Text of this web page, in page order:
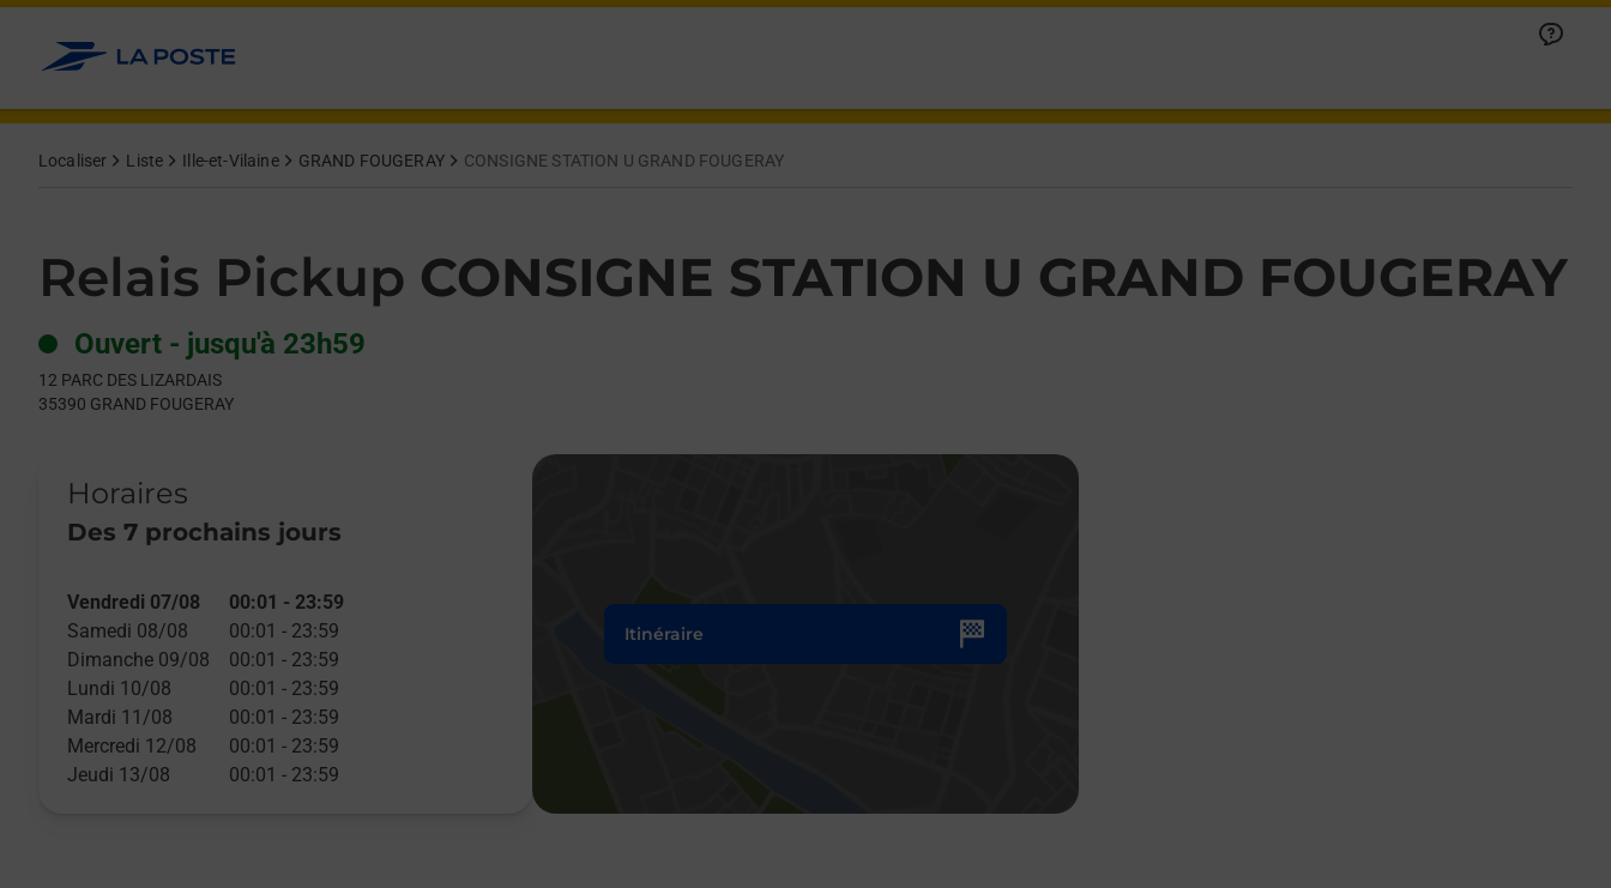
Allez au contenu
Localiser Liste Ille-et-Vilaine GRAND FOUGERAY CONSIGNE STATION U GRAND FOUGERAY
Relais Pickup CONSIGNE STATION U GRAND FOUGERAY
Ouvert - jusqu'à 23h59
12 PARC DES LIZARDAIS
35390 GRAND FOUGERAY
Horaires
Des 7 prochains jours
Day of the WeekHours
Vendredi 07/08 00:01 - 23:59
Samedi 08/08
00:01 - 23:59
Dimanche 09/08
00:01 - 23:59
Lundi 10/08
00:01 - 23:59
Mardi 11/08
00:01 - 23:59
Mercredi 12/08
00:01 - 23:59
Jeudi 13/08
00:01 - 23:59
Itinéraire
Get directions to Relais Pickup at 12 PARC DES LIZARDAIS GRAND FOUGERAY,
lien s'ouvre dans un nouvel onglet